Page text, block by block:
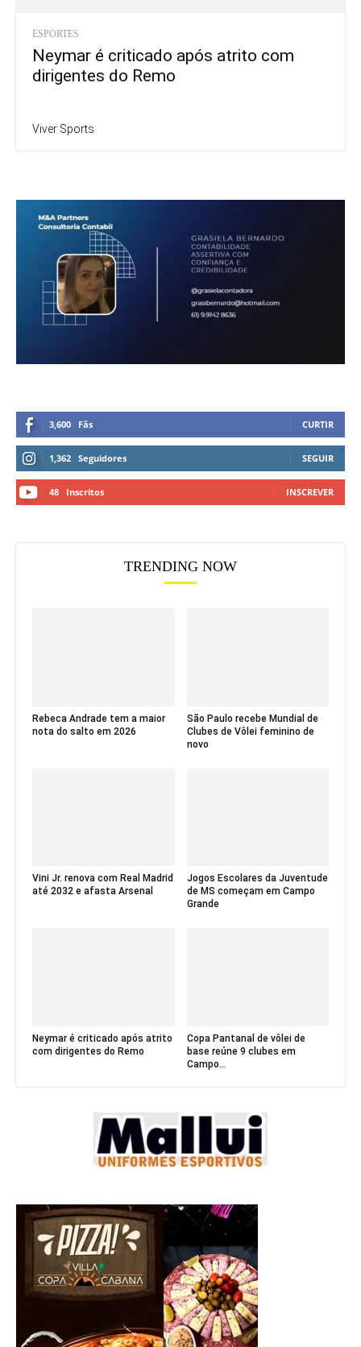
ESPORTES
Neymar é criticado após atrito com
dirigentes do Remo
Viver Sports
3,600 Fãs CURTIR
1,362 Seguidores SEGUIR
48 Inscritos INSCREVER
TRENDING NOW
Rebeca Andrade tem a maior
nota do salto em 2026
São Paulo recebe Mundial de
Clubes de Vôlei feminino de
novo
Vini Jr. renova com Real Madrid
até 2032 e afasta Arsenal
Jogos Escolares da Juventude
de MS começam em Campo
Grande
Neymar é criticado após atrito
com dirigentes do Remo
Copa Pantanal de vôlei de
base reúne 9 clubes em
Campo...